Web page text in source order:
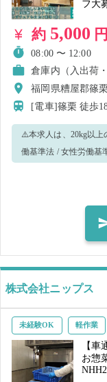
フ大
約 5,000
08:00 〜 12:00
倉庫内（入出荷
福岡県糟屋郡篠
[電車]篠栗徒歩
⚠️本求人は、20kg以上
働基準法 / 女性労働基
上限1,000円まで申請
り！ ※通常の休憩と
してホッと一息つか
策として、暑さ指数
しないお日にちは適
服の貸出もあり！（数に限りがご
・家具、大型家具の
てきたら、他の業務を
ですので、ご安心く
で、足/腰等問題なく
ます🔥 【🏠職場環境🏠】 ■🔰フリーターや主婦(夫)の方、未経験の方
株式会社ニップス
未経験OK 軽作業
【
お惣